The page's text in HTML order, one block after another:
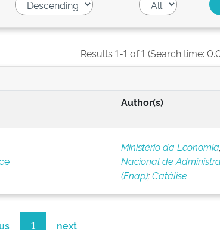
Results 1-1 of 1 (Search time:
Author(s)
Ministério da Economia
Nacional de
(Enap);Catálise
1 next